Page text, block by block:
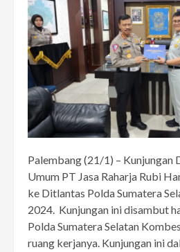
Palembang (21/1) – Kunjungan
Umum PT Jasa Raharja Rubi
ke Ditlantas Polda Sumatera
2024. Kunjungan ini disambut
Polda Sumatera Selatan
ruang kerjanya. Kunjungan ini